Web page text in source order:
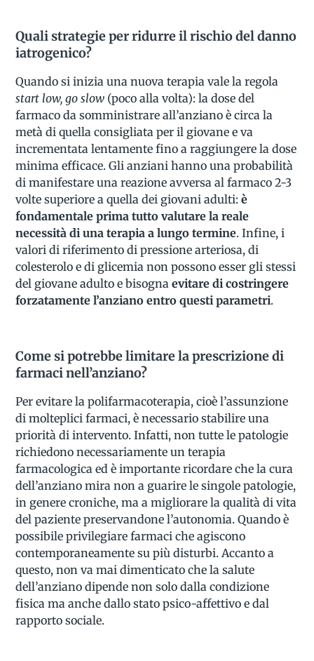
Quali strategie per ridurre il rischio del danno
iatrogenico?
Quando si inizia una nuova terapia vale la regola
start low, go slow (poco alla volta): la dose del
farmaco da somministrare all’anziano è circa la
metà di quella consigliata per il giovane e va
incrementata lentamente fino a raggiungere la dose
minima efficace. Gli anziani hanno una probabilità
di manifestare una reazione avversa al farmaco 2-3
volte superiore a quella dei giovani adulti: è
fondamentale prima tutto valutare la reale
necessità di una terapia a lungo termine. Infine, i
valori di riferimento di pressione arteriosa, di
colesterolo e di glicemia non possono esser gli stessi
del giovane adulto e bisognaevitare di costringere
forzatamente l’anziano entro questi parametri.
Come si potrebbe limitare la prescrizione di
farmaci nell’anziano?
Per evitare la polifarmacoterapia, cioè l’assunzione
di molteplici farmaci, è necessario stabilire una
priorità di intervento. Infatti, non tutte le patologie
richiedono necessariamente un terapia
farmacologica ed è importante ricordare che la cura
dell’anziano mira non a guarire le singole patologie,
in genere croniche, ma a migliorare la qualità di vita
del paziente preservandone l’autonomia. Quando è
possibile privilegiare farmaci che agiscono
contemporaneamente su più disturbi. Accanto a
questo, non va mai dimenticato che la salute
dell’anziano dipende non solo dalla condizione
fisica ma anche dallo stato psico-affettivo e dal
rapporto sociale.